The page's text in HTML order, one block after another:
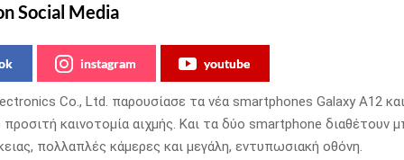
Social Media
instagram youtube
Co., Ltd. παρουσίασε τα νέα smartphones Galaxy A12
προσιτή καινοτομία αιχμής. Και τα δύο smartphone διαθέτουν
πολλαπλές κάμερες και μεγάλη, εντυπωσιακή οθόνη.